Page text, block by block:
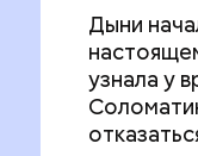
Дыни
узнала у
— Если